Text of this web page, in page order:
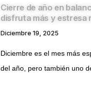
Cierre de año en
disfruta más y estresa
Diciembre 19, 2025
Diciembre es el mes más
del año, pero también uno